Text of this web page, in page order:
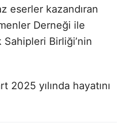
eserler kazandıran
Derneği ile
Birliği’nin
2025 yılında hayatını